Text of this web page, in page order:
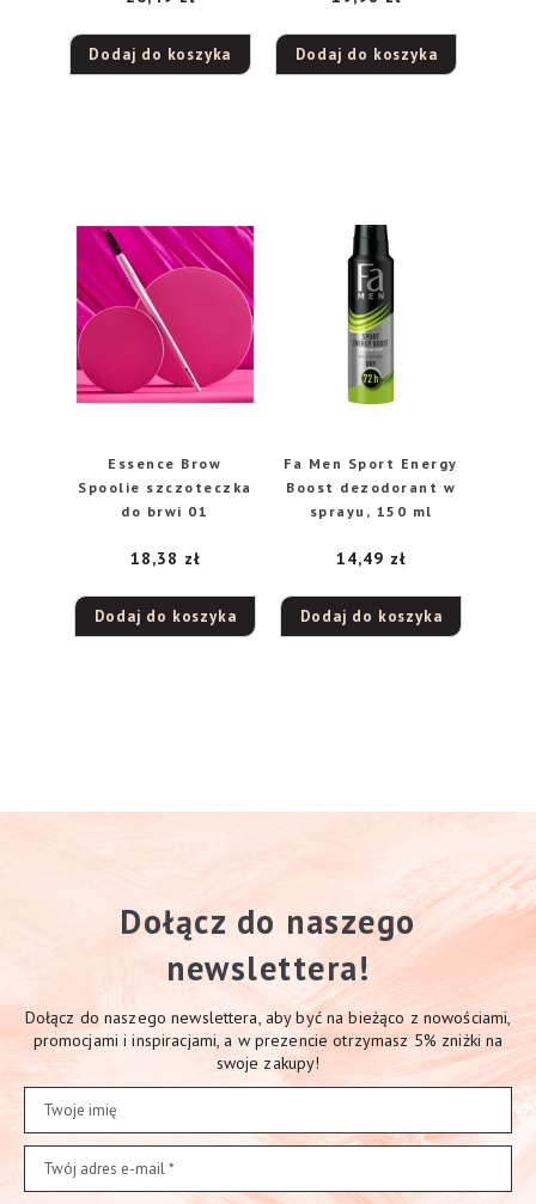
Dodaj do koszyka Dodaj do koszyka
Essence Brow
Spoolie szczoteczka
do brwi 01
18,38 zł
Dodaj do koszyka
Fa Men Sport Energy
Boost dezodorant w
sprayu, 150 ml
14,49 zł
Dodaj do koszyka
Dołącz do naszego
newslettera!
Dołącz do naszego newslettera, aby być na bieżąco z nowościami,
promocjami i inspiracjami, a w prezencie otrzymasz 5% zniżki na
swoje zakupy!